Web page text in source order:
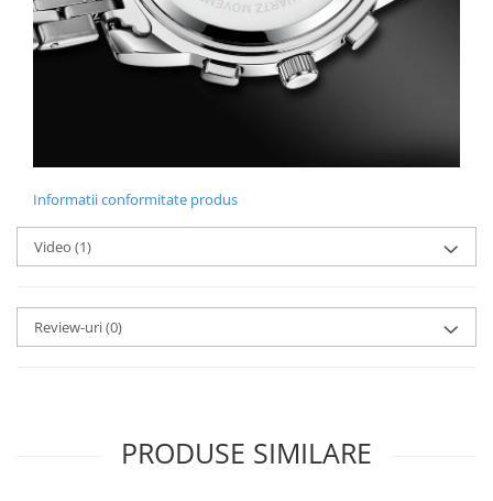
Informatii conformitate produs
Video (1)
Review-uri(0)
PRODUSE SIMILARE